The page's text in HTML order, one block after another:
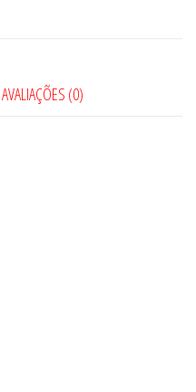
AVALIAÇÕES (0)